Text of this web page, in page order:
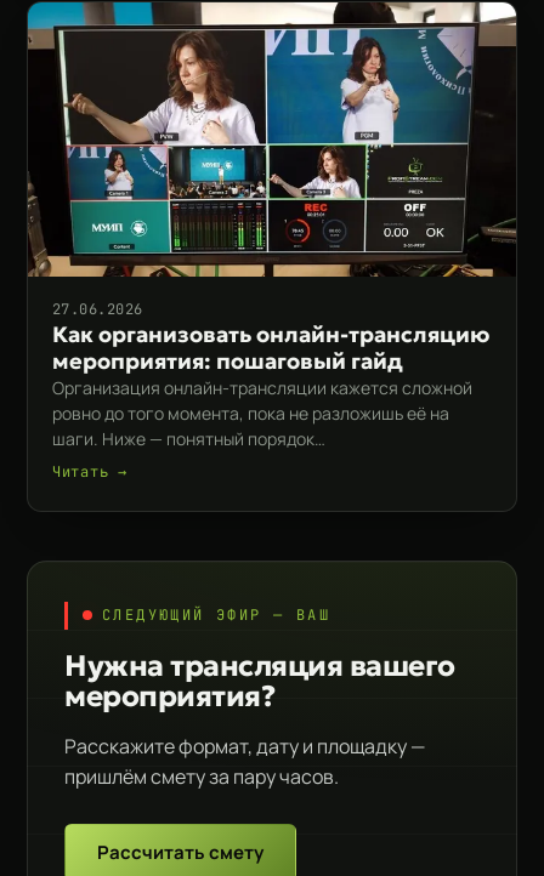
27.06.2026
Как организовать онлайн-трансляцию
мероприятия: пошаговый гайд
Организация онлайн-трансляции кажется сложной
ровно до того момента, пока не разложишь её на
шаги. Ниже — понятный порядок…
Читать →
СЛЕДУЮЩИЙ ЭФИР — ВАШ
Нужна трансляция вашего
мероприятия?
Расскажите формат, дату и площадку —
пришлём смету за пару часов.
Рассчитать смету